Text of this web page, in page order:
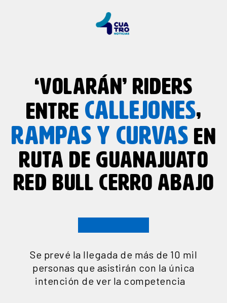
‘VOLARÁN’ RIDERS
ENTRE CALLEJONES,
RAMPAS Y CURVAS EN
RUTA DE GUANAJUATO
RED BULL CERRO ABAJO
Se prevé la llegada de más de 10 mil
personas que asistirán con la única
intención de ver la competencia